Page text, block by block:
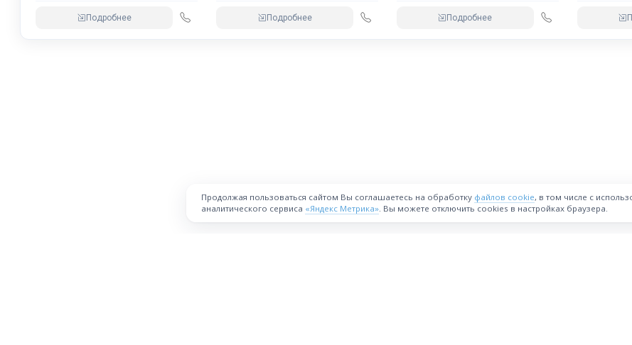
Подробнее Подробнее Подробнее
Продолжая пользоваться сайтом Вы соглашаетесь на обработку файлов cookie, в том числе с
аналитического сервиса «Яндекс Метрика». Вы можете отключить cookies в настройках браузера.